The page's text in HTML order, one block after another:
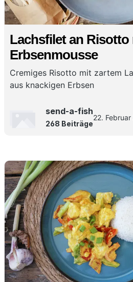
Lachsfilet an Risotto
Erbsenmousse
Cremiges Risotto mit zartem
aus knackigen Erbsen
send-a-fish
268 Beiträge
22.